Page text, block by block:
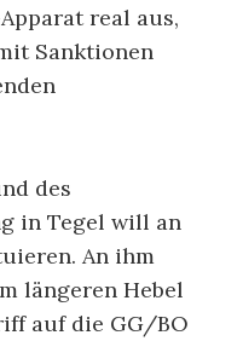
real aus,
Sanktionen
des
in Tegel will an
An ihm
längeren Hebel
auf die GG/BO